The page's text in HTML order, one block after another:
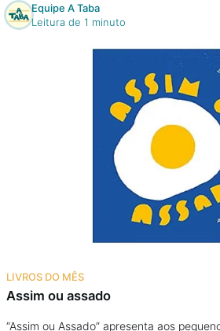
Equipe A Taba
Leitura de 1 minuto
LIVROS DO MÊS
Assim ou assado
“Assim ou Assado” apresenta aos